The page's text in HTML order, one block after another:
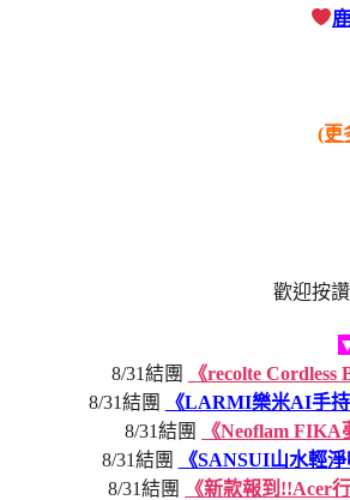
(更
歡迎按
8/31結團
《recolte
8/31結團
《LARMI樂米AI手
8/31結團
《Neoflam
8/31結團
《SANSUI山水輕
8/31結團
《新款報到!!Acer